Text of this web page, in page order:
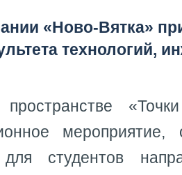
«Ново-Вятка»
технологий,
мероприятие,
студентов